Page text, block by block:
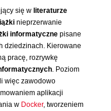
się w literaturze
nieprzerwanie
informatyczne pisane
dziedzinach. Kierowane
pracę, rozrywkę
. Poziom
więc zawodowo
aplikacji
w Docker, tworzeniem